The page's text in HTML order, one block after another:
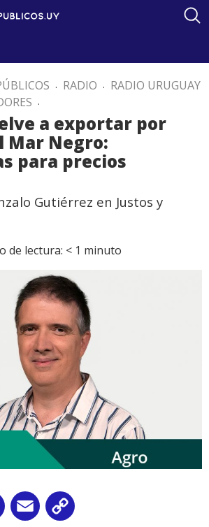
. RADIO . RADIO URUGUAY
.
a exportar por
Mar Negro:
para precios
Gutiérrez en Justos y
de lectura: < 1 minuto
WhatsApp
Email